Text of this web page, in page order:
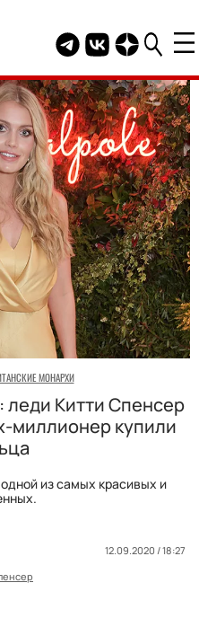
Telegram канал
Группа HELLO
Канал
МОНАРХИ
леди Китти Спенсер
миллионер купили
из самых красивых и
12.09.2020 / 18:27